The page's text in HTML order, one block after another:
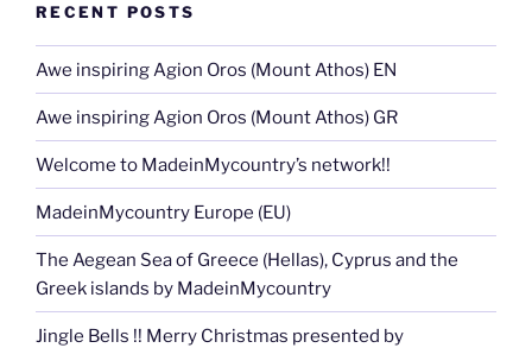
RECENT POSTS
Awe inspiring Agion Oros (Mount Athos) EN
Awe inspiring Agion Oros (Mount Athos) GR
Welcome to MadeinMycountry’s network!!
MadeinMycountry Europe (EU)
The Aegean Sea of Greece (Hellas), Cyprus and the
Greek islands by MadeinMycountry
Jingle Bells !! Merry Christmas presented by